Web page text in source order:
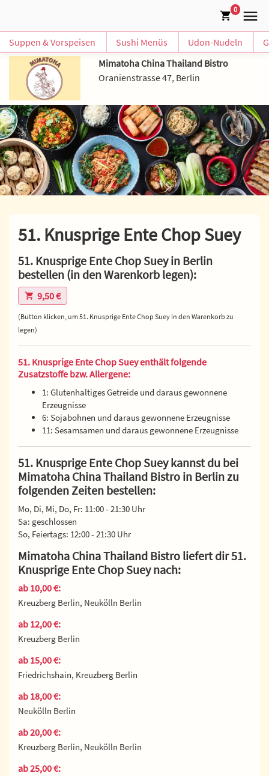
0
Suppen & Vorspeisen Sushi Menüs Udon-Nudeln
Mimatoha China Thailand Bistro
Oranienstrasse 47, Berlin
51. Knusprige Ente Chop Suey
51. Knusprige Ente Chop Suey in Berlin
bestellen (in den Warenkorb legen):
9,50 €
(Button klicken, um 51. Knusprige Ente Chop Suey in den Warenkorb zu
legen)
51. Knusprige Ente Chop Suey enthält folgende
Zusatzstoffe bzw. Allergene:
1: Glutenhaltiges Getreide und daraus gewonnene
Erzeugnisse
6: Sojabohnen und daraus gewonnene Erzeugnisse
11: Sesamsamen und daraus gewonnene Erzeugnisse
51. Knusprige Ente Chop Suey kannst du bei
Mimatoha China Thailand Bistro in Berlin zu
folgenden Zeiten bestellen:
Mo, Di, Mi, Do, Fr: 11:00 - 21:30 Uhr
Sa: geschlossen
So, Feiertags: 12:00 - 21:30 Uhr
Mimatoha China Thailand Bistro liefert dir 51.
Knusprige Ente Chop Suey nach:
ab 10,00 €:
Kreuzberg Berlin, Neukölln Berlin
ab 12,00 €:
Kreuzberg Berlin
ab 15,00 €:
Friedrichshain, Kreuzberg Berlin
ab 18,00 €:
Neukölln Berlin
ab 20,00 €:
Kreuzberg Berlin, Neukölln Berlin
ab 25,00 €: